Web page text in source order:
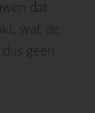
dat
wat de
geen